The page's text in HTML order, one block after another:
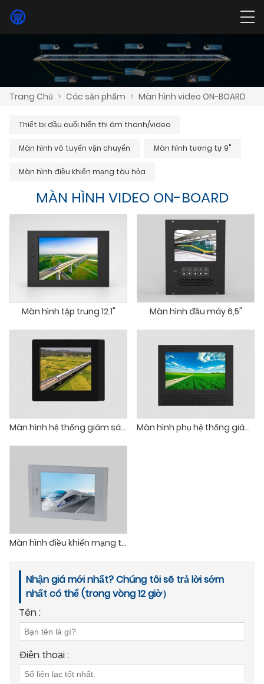
Trang Chủ > Các sản phẩm > Màn hình video ON-BOARD
Thiết bị đầu cuối hiển thị âm thanh/video
Màn hình vô tuyến vận chuyển Màn hình tương tự 9"
Màn hình điều khiển mạng tàu hỏa
MÀN HÌNH VIDEO ON-BOARD
Màn hình tập trung 12.1" Màn hình đầu máy 6,5"
Màn hình hệ thống giám sát video huấn luyện viên Màn hình phụ hệ thống giám sát video từ xa đầu máy diesel
Màn hình điều khiển mạng tàu 10,4''
Nhận giá mới nhất? Chúng tôi sẽ trả lời sớm
nhất có thể (trong vòng 12 giờ）
Tên :
Điện thoại :